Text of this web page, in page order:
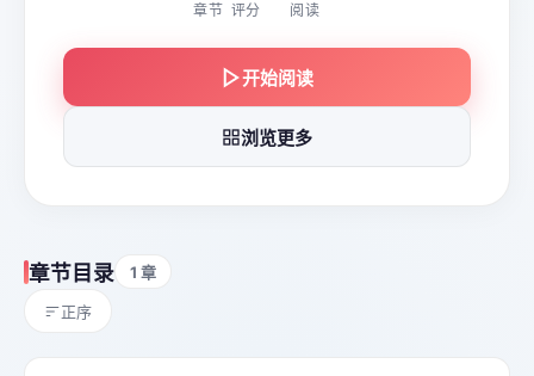
章节 评分 阅读
开始阅读
浏览更多
章节目录 1 章
正序